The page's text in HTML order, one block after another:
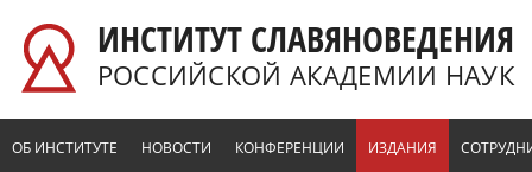
ИНСТИТУТ СЛАВЯНОВЕДЕНИЯ
РОССИЙСКОЙ АКАДЕМИИ НАУК
ОБ ИНСТИТУТЕ НОВОСТИ КОНФЕРЕНЦИИ ИЗДАНИЯ